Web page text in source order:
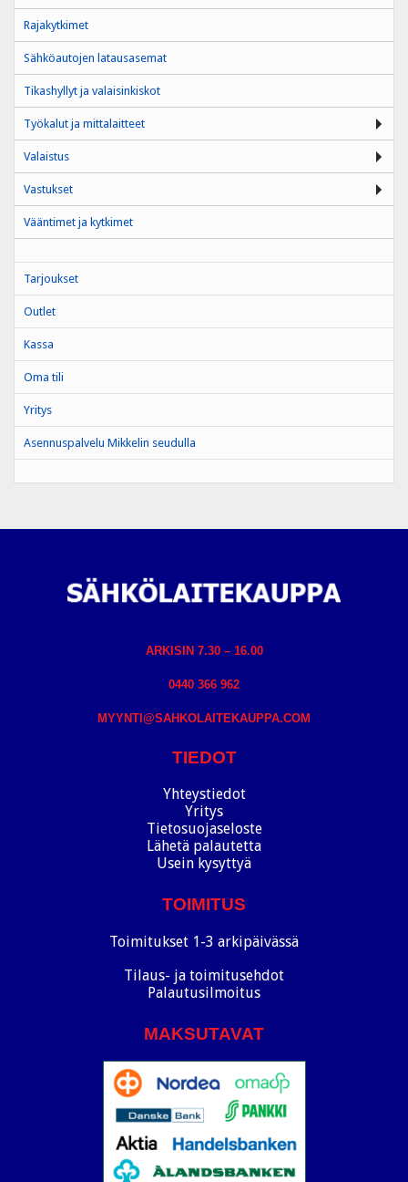
Rajakytkimet
Sähköautojen latausasemat
Tikashyllyt ja valaisinkiskot
Työkalut ja mittalaitteet
Valaistus
Vastukset
Vääntimet ja kytkimet
Tarjoukset
Outlet
Kassa
Oma tili
Yritys
Asennuspalvelu Mikkelin seudulla
ARKISIN 7.30 – 16.00
0440 366 962
MYYNTI@SAHKOLAITEKAUPPA.COM
TIEDOT
Yhteystiedot
Yritys
Tietosuojaseloste
Lähetä palautetta
Usein kysyttyä
TOIMITUS
Toimitukset 1-3 arkipäivässä
Tilaus- ja toimitusehdot
Palautusilmoitus
MAKSUTAVAT